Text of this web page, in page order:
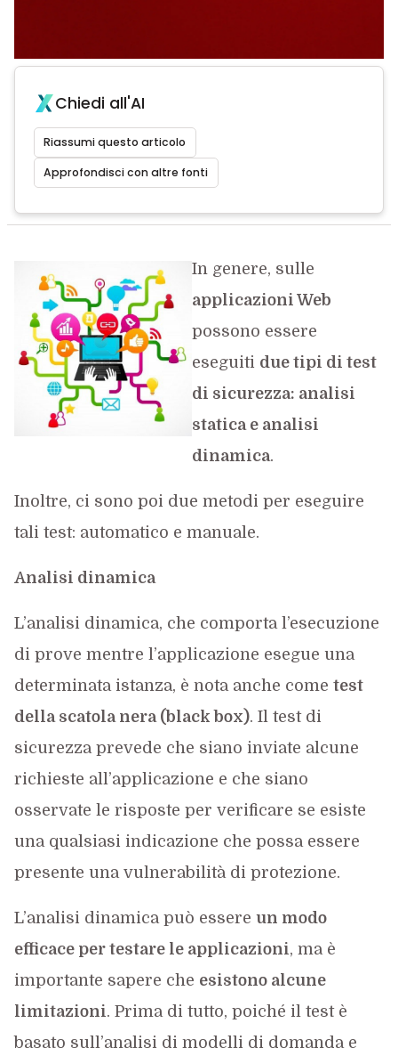
Chiedi all'AI
Riassumi questo articolo
Approfondisci con altre fonti
In genere, sulle
applicazioni Web
possono essere
eseguiti due tipi di test
di sicurezza: analisi
statica e analisi
dinamica.
Inoltre, ci sono poi due metodi per eseguire
tali test: automatico e manuale.
Analisi dinamica
L’analisi dinamica, che comporta l’esecuzione
di prove mentre l’applicazione esegue una
determinata istanza, è nota anche come test
della scatola nera (black box). Il test di
sicurezza prevede che siano inviate alcune
richieste all’applicazione e che siano
osservate le risposte per verificare se esiste
una qualsiasi indicazione che possa essere
presente una vulnerabilità di protezione.
L’analisi dinamica può essere un modo
efficace per testare le applicazioni, ma è
importante sapere che esistono alcune
limitazioni. Prima di tutto, poiché il test è
basato sull’analisi di modelli di domanda e